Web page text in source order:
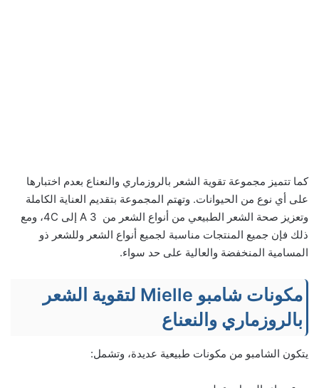
كما تتميز مجموعة تقوية الشعر بالروزماري والنعناع بعدم اختبارها
على أي نوع من الحيوانات. وتهتم المجموعة بتقديم العناية الكاملة
وتعزيز صحة الشعر الطبيعي من أنواع الشعر من 3 A إلى 4C، ومع
ذلك فإن جميع المنتجات مناسبة لجميع أنواع الشعر وللشعر ذو
المسامية المنخفضة والعالية على حد سواء.
مكونات شامبو Mielle لتقوية الشعر
بالروزماري والنعناع
يتكون الشامبو من مكونات طبيعية عديدة، وتشمل: